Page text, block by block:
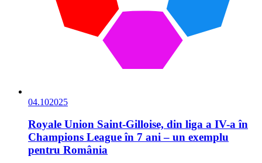
04.102025
Royale Union Saint-Gilloise, din liga a IV-a în
Champions League în 7 ani – un exemplu
pentru România